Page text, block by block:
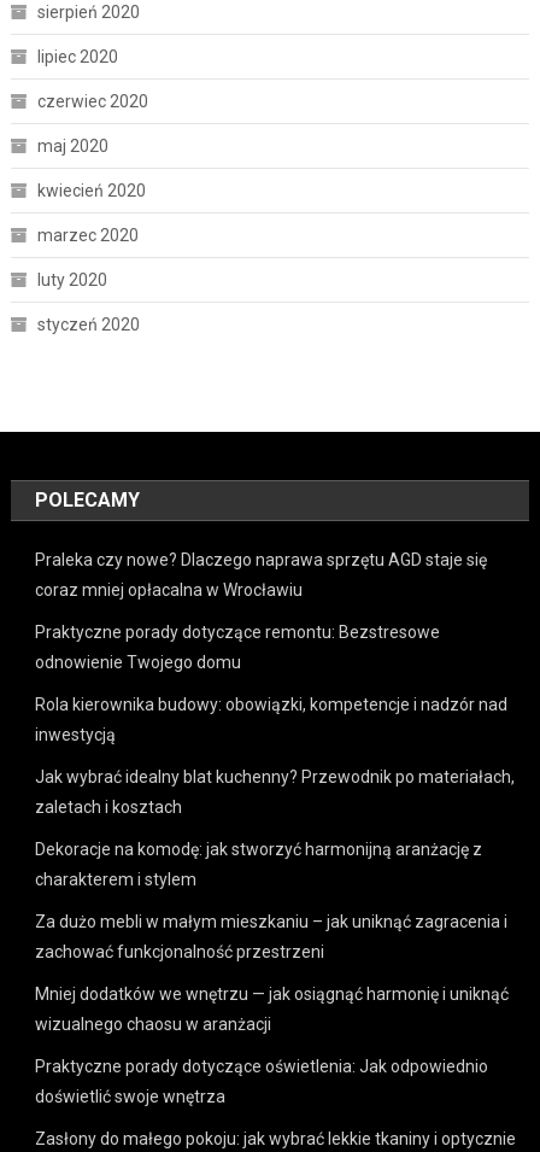
sierpień 2020
lipiec 2020
czerwiec 2020
maj 2020
kwiecień 2020
marzec 2020
luty 2020
styczeń 2020
POLECAMY
Praleka czy nowe? Dlaczego naprawa sprzętu AGD staje się
coraz mniej opłacalna w Wrocławiu
Praktyczne porady dotyczące remontu: Bezstresowe
odnowienie Twojego domu
Rola kierownika budowy: obowiązki, kompetencje i nadzór nad
inwestycją
Jak wybrać idealny blat kuchenny? Przewodnik po materiałach,
zaletach i kosztach
Dekoracje na komodę: jak stworzyć harmonijną aranżację z
charakterem i stylem
Za dużo mebli w małym mieszkaniu – jak uniknąć zagracenia i
zachować funkcjonalność przestrzeni
Mniej dodatków we wnętrzu — jak osiągnąć harmonię i uniknąć
wizualnego chaosu w aranżacji
Praktyczne porady dotyczące oświetlenia: Jak odpowiednio
doświetlić swoje wnętrza
Zasłony do małego pokoju: jak wybrać lekkie tkaniny i optycznie